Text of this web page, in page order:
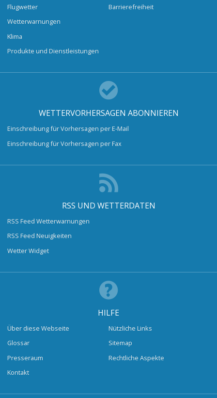
Flugwetter
Wetterwarnungen
Klima
Produkte und Dienstleistungen
Barrierefreiheit
WETTERVORHERSAGEN ABONNIEREN
Einschreibung für Vorhersagen per E-Mail
Einschreibung für Vorhersagen per Fax
RSS UND WETTERDATEN
RSS Feed Wetterwarnungen
RSS Feed Neuigkeiten
Wetter Widget
HILFE
Über diese Webseite
Glossar
Presseraum
Kontakt
Nützliche Links
Sitemap
Rechtliche Aspekte